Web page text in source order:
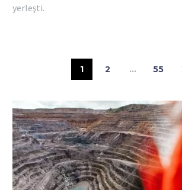
yerleşti.
1 2 … 55